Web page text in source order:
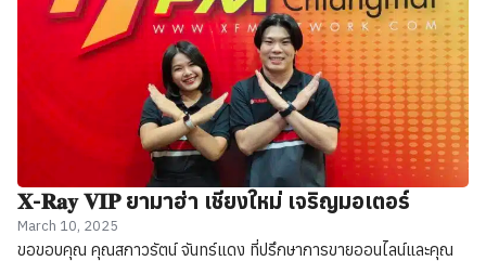
𝐗-𝐑𝐚𝐲 𝐕𝐈𝐏 ยามาฮ่า เชียงใหม่ เจริญมอเตอร์
March 10, 2025
ขอขอบคุณ คุณสกาวรัตน์ จันทร์แดง ที่ปรึกษาการขายออนไลน์และคุณ